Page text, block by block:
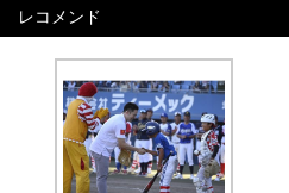
レコメンド